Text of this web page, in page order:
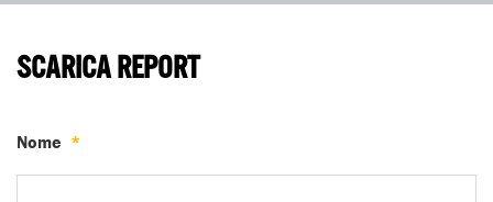
SCARICA REPORT
Nome *